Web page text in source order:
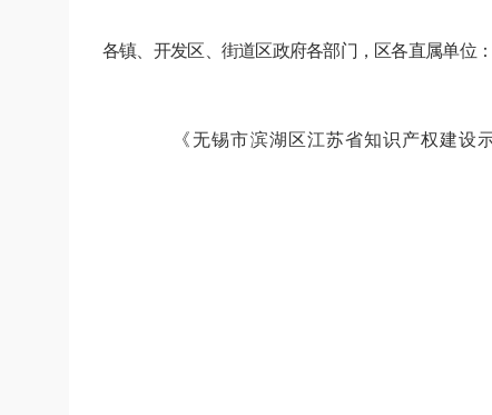
各镇、开发区、街道区政府各部门，区各直属单位：
《无锡市滨湖区江苏省知识产权建设